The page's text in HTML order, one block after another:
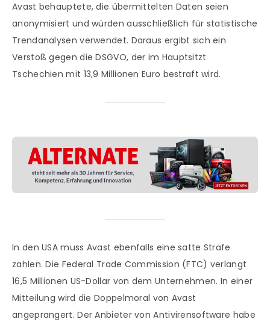
Avast behauptete, die übermittelten Daten seien
anonymisiert und würden ausschließlich für statistische
Trendanalysen verwendet. Daraus ergibt sich ein
Verstoß gegen die DSGVO, der im Hauptsitzt
Tschechien mit 13,9 Millionen Euro bestraft wird.
In den USA muss Avast ebenfalls eine satte Strafe
zahlen. Die Federal Trade Commission (FTC) verlangt
16,5 Millionen US-Dollar von dem Unternehmen. In einer
Mitteilung wird die Doppelmoral von Avast
angeprangert. Der Anbieter von Antivirensoftware habe